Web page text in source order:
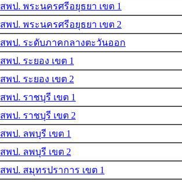
สพป. พระนครศรีอยุธยา เขต 1
สพป. พระนครศรีอยุธยา เขต 2
สพป. ระดับภาคกลางตะวันออก
สพป. ระยอง เขต 1
สพป. ระยอง เขต 2
สพป. ราชบุรี เขต 1
สพป. ราชบุรี เขต 2
สพป. ลพบุรี เขต 1
สพป. ลพบุรี เขต 2
สพป. สมุทรปราการ เขต 1